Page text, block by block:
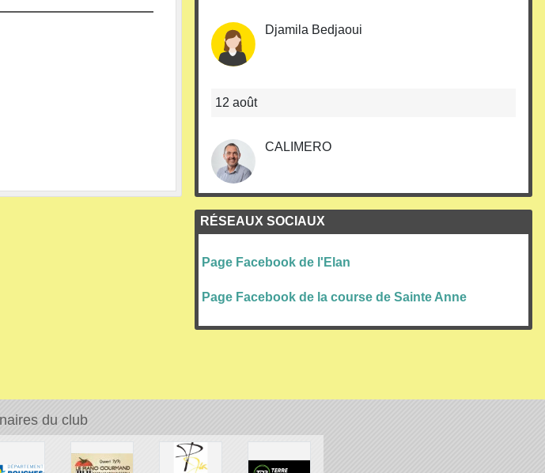
Djamila Bedjaoui
12 août
CALIMERO
RÉSEAUX SOCIAUX
Page Facebook de l'Elan
Page Facebook de la course de Sainte Anne
du club